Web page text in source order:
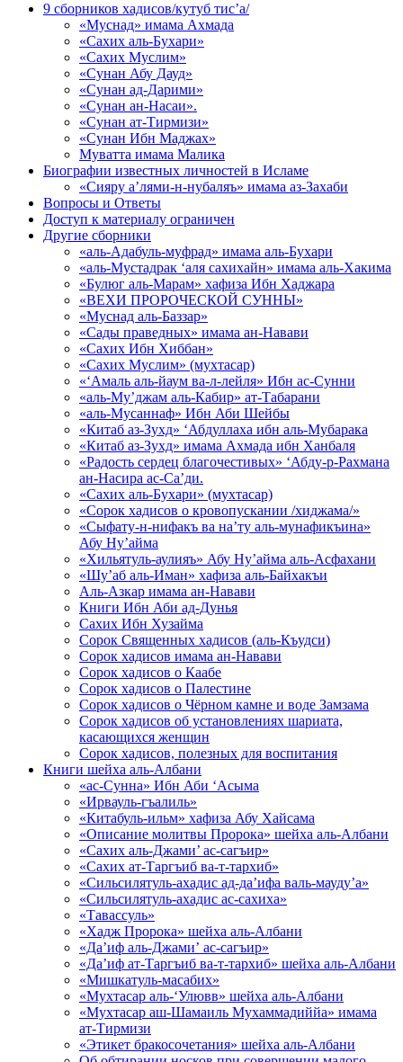
9 сборников хадисов/кутуб тис’а/
«Муснад» имама Ахмада
«Сахих аль-Бухари»
«Сахих Муслим»
«Сунан Абу Дауд»
«Сунан ад-Дарими»
«Сунан ан-Насаи».
«Сунан ат-Тирмизи»
«Сунан Ибн Маджах»
Муватта имама Малика
Биографии известных личностей в Исламе
«Сияру а’лями-н-нубаляъ» имама аз-Захаби
Вопросы и Ответы
Доступ к материалу ограничен
Другие сборники
«аль-Адабуль-муфрад» имама аль-Бухари
«аль-Мустадрак ‘аля сахихайн» имама аль-Хакима
«Булюг аль-Марам» хафиза Ибн Хаджара
«ВЕХИ ПРОРОЧЕСКОЙ СУННЫ»
«Муснад аль-Баззар»
«Сады праведных» имама ан-Навави
«Сахих Ибн Хиббан»
«Сахих Муслим» (мухтасар)
«‘Амаль аль-йаум ва-л-лейля» Ибн ас-Сунни
«аль-Му’джам аль-Кабир» ат-Табарани
«аль-Мусаннаф» Ибн Аби Шейбы
«Китаб аз-Зухд» ‘Абдуллаха ибн аль-Мубарака
«Китаб аз-Зухд» имама Ахмада ибн Ханбаля
«Радость сердец благочестивых» ‘Абду-р-Рахмана
ан-Насира ас-Са’ди.
«Сахих аль-Бухари» (мухтасар)
«Сорок хадисов о кровопускании /хиджама/»
«Сыфату-н-нифакъ ва на’ту аль-мунафикъина»
Абу Ну’айма
«Хильятуль-аулияъ» Абу Ну’айма аль-Асфахани
«Шу’аб аль-Иман» хафиза аль-Байхакъи
Аль-Азкар имама ан-Навави
Книги Ибн Аби ад-Дунья
Сахих Ибн Хузайма
Сорок Священных хадисов (аль-Къудси)
Сорок хадисов имама ан-Навави
Сорок хадисов о Каабе
Сорок хадисов о Палестине
Сорок хадисов о Чёрном камне и воде Замзама
Сорок хадисов об установлениях шариата,
касающихся женщин
Сорок хадисов, полезных для воспитания
Книги шейха аль-Албани
«ас-Сунна» Ибн Аби ‘Асыма
«Ирвауль-гъалиль»
«Китабуль-ильм» хафиза Абу Хайсама
«Описание молитвы Пророка» шейха аль-Албани
«Сахих аль-Джами’ ас-сагъир»
«Сахих ат-Таргъиб ва-т-тархиб»
«Сильсилятуль-ахадис ад-да’ифа валь-мауду’а»
«Сильсилятуль-ахадис ас-сахиха»
«Тавассуль»
«Хадж Пророка» шейха аль-Албани
«Да’иф аль-Джами’ ас-сагъир»
«Да’иф ат-Таргъиб ва-т-тархиб» шейха аль-Албани
«Мишкатуль-масабих»
«Мухтасар аль-‘Улювв» шейха аль-Албани
«Мухтасар аш-Шамаиль Мухаммадиййа» имама
ат-Тирмизи
«Этикет бракосочетания» шейха аль-Албани